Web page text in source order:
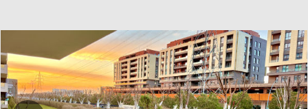
دیاریکراوەکانم
دوا بینراوەکان